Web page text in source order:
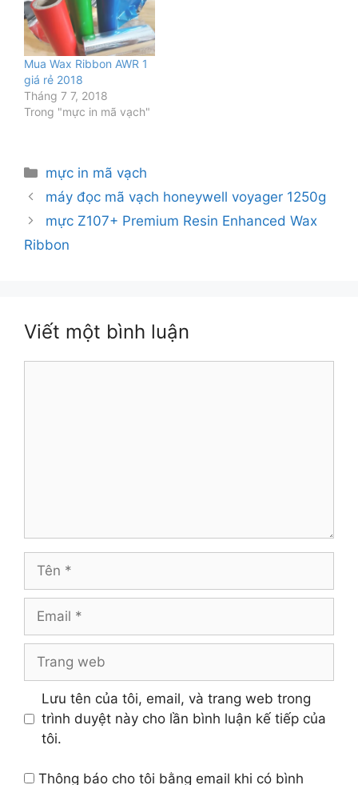
Mua Wax Ribbon AWR 1
giá rẻ 2018
Tháng 7 7, 2018
Trong "mực in mã vạch"
Danh
mục
mực in mã vạch
máy đọc mã vạch honeywell voyager 1250g
mực Z107+ Premium Resin Enhanced Wax
Ribbon
Viết một bình luận
web
Lưu tên của tôi, email, và trang web trong
trình duyệt này cho lần bình luận kế tiếp của
tôi.
Thông báo cho tôi bằng email khi có bình